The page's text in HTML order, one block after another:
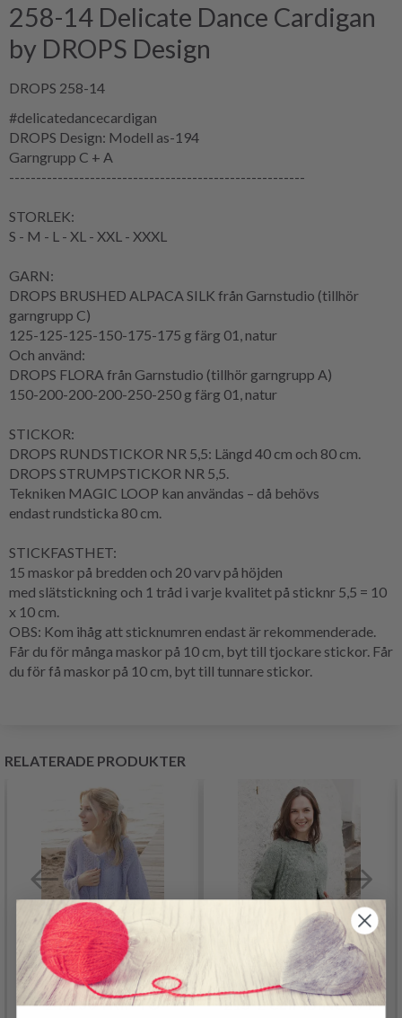
258-14 Delicate Dance Cardigan
by DROPS Design
DROPS 258-14
#delicatedancecardigan
DROPS Design: Modell as-194
Garngrupp C + A
-------------------------------------------------------
STORLEK:
S - M - L - XL - XXL - XXXL
GARN:
DROPS BRUSHED ALPACA SILK från Garnstudio (tillhör
garngrupp C)
125-125-125-150-175-175 g färg 01, natur
Och använd:
DROPS FLORA från Garnstudio (tillhör garngrupp A)
150-200-200-200-250-250 g färg 01, natur
STICKOR:
DROPS RUNDSTICKOR NR 5,5: Längd 40 cm och 80 cm.
DROPS STRUMPSTICKOR NR 5,5.
Tekniken MAGIC LOOP kan användas – då behövs
endastrundsticka 80 cm.
STICKFASTHET:
15 maskor på bredden och 20varvpå höjden
med slätstickning och 1 tråd i varje kvalitet på sticknr 5,5 = 10
x 10 cm.
OBS: Kom ihåg att sticknumren endast är rekommenderade.
Får du för många maskor på 10 cm, byt till tjockare stickor. Får
du för få maskor på 10 cm, byt till tunnare stickor.
RELATERADE PRODUKTER
241-30 TRIP TO
215-2 CLIMBING IVY